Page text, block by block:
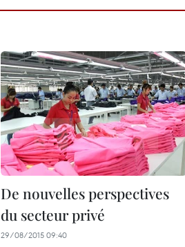
De nouvelles perspectives
du secteur privé
29/08/2015 09:40